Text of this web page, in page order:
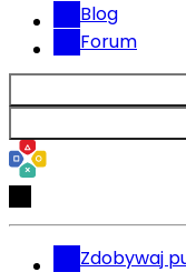
Blog
Forum
Zdobywaj